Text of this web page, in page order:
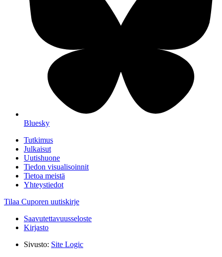
Bluesky
Tutkimus
Julkaisut
Uutishuone
Tiedon visualisoinnit
Tietoa meistä
Yhteystiedot
Tilaa Cuporen uutiskirje
Saavutettavuusseloste
Kirjasto
Sivusto: Site Logic